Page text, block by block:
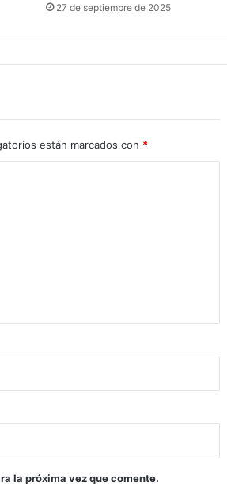
27 de septiembre de 2025
están marcados con *
la próxima vez que comente.